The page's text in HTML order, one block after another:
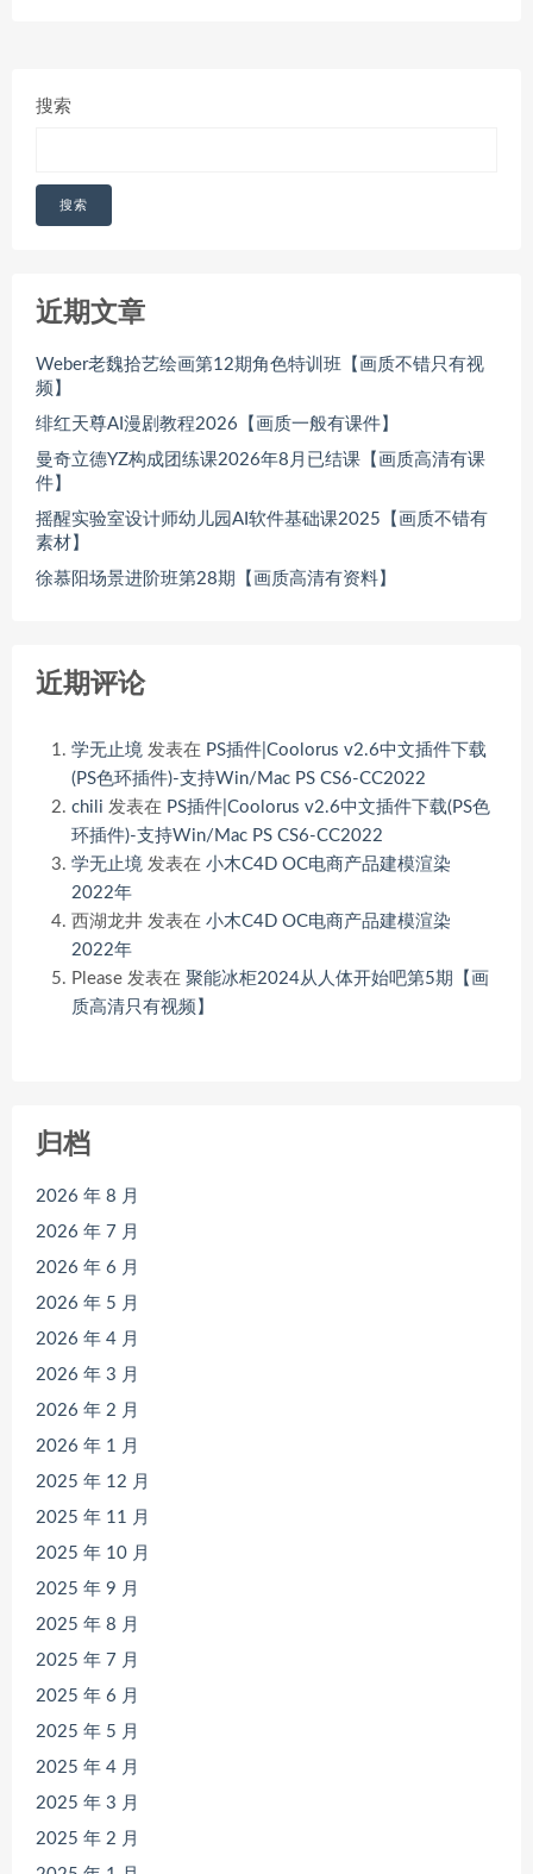
搜索
搜索
近期文章
Weber老魏拾艺绘画第12期角色特训班【画质不错只有视
频】
绯红天尊AI漫剧教程2026【画质一般有课件】
曼奇立德YZ构成团练课2026年8月已结课【画质高清有课
件】
摇醒实验室设计师幼儿园AI软件基础课2025【画质不错有
素材】
徐慕阳场景进阶班第28期【画质高清有资料】
近期评论
学无止境 发表在 PS插件|Coolorus v2.6中文插件下载
(PS色环插件)-支持Win/Mac PS CS6-CC2022
chili 发表在 PS插件|Coolorus v2.6中文插件下载(PS色
环插件)-支持Win/Mac PS CS6-CC2022
学无止境 发表在 小木C4D OC电商产品建模渲染
2022年
西湖龙井 发表在 小木C4D OC电商产品建模渲染
2022年
Please 发表在 聚能冰柜2024从人体开始吧第5期【画
质高清只有视频】
归档
2026 年 8 月
2026 年 7 月
2026 年 6 月
2026 年 5 月
2026 年 4 月
2026 年 3 月
2026 年 2 月
2026 年 1 月
2025 年 12 月
2025 年 11 月
2025 年 10 月
2025 年 9 月
2025 年 8 月
2025 年 7 月
2025 年 6 月
2025 年 5 月
2025 年 4 月
2025 年 3 月
2025 年 2 月